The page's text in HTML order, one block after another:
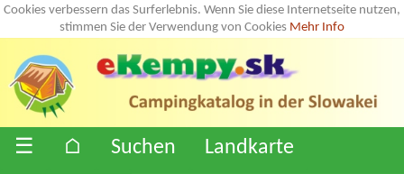
Cookies verbessern das Surferlebnis. Wenn Sie diese Internetseite nutzen,
stimmen Sie der Verwendung von Cookies Mehr Info
☰ ⌂ Suchen
Landkarte